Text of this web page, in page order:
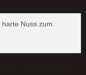
Nuss zum